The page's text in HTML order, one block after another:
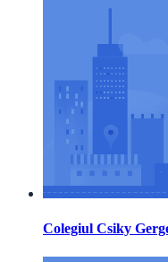
Colegiul Csiky